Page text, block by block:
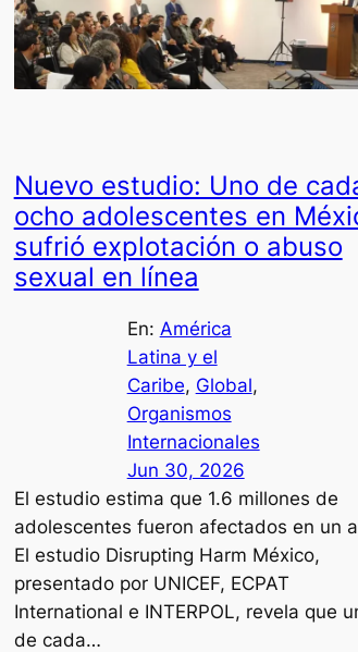
Nuevo estudio: Uno de
ocho adolescentes en
sufrió explotación o abuso
sexual en línea
En: América
Latina y el
Caribe, Global
Organismos
Internacionales
Jun 30, 2026
El estudio estima que 1.6 millones de
adolescentes fueron afectados en un
El estudio Disrupting Harm México,
presentado por UNICEF, ECPAT
International e INTERPOL, revela que
de cada…